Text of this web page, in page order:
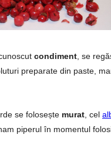
condiment , se
preparate din paste,
se folosește murat , cel
piperul în momentul